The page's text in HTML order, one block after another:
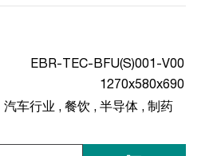
EBR-TEC-BFU(S)001-V00
1270x580x690
汽车行业 , 餐饮 , 半导体 , 制药